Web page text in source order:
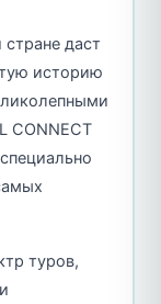
даст
историю
CONNECT
туров,